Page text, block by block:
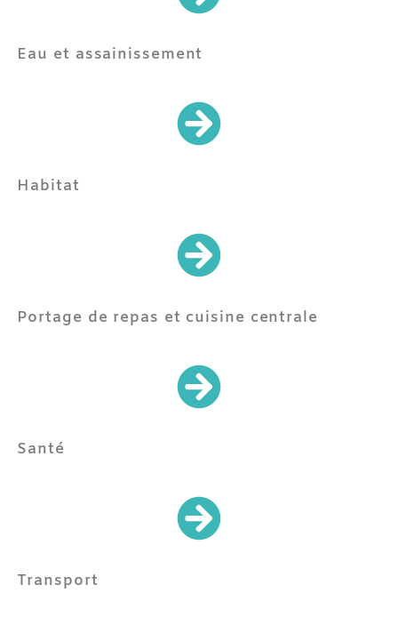
Eau et assainissement
Habitat
Portage de repas et cuisine centrale
Santé
Transport